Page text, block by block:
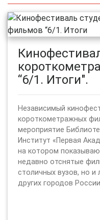
“6/1. Итоги".
Независимый
короткометражных
мероприятие
Институт «Первая
на котором
недавно отснятые
столичных вузов, но и
других городов